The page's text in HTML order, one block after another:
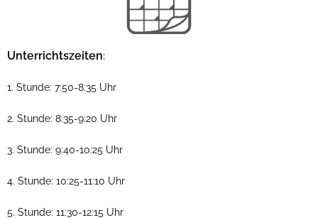
Unterrichtszeiten:
1. Stunde: 7:50-8:35 Uhr
2. Stunde: 8:35-9:20 Uhr
3. Stunde: 9:40-10:25 Uhr
4. Stunde: 10:25-11:10 Uhr
5. Stunde: 11:30-12:15 Uhr